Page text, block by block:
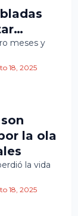
meses y
18, 2025
la ola
la vida
18, 2025